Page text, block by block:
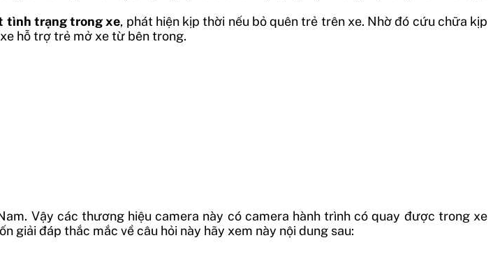
tình trạng trong xe, phát hiện kịp thời nếu bỏ quên trẻ trên xe. Nhờ đó cứu chữa kịp
hỗ trợ trẻ mở xe từ bên trong.
Vậy các thương hiệu camera này có camera hành trình có quay được trong xe
giải đáp thắc mắc về câu hỏi này hãy xem này nội dung sau: